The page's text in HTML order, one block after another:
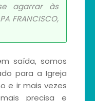
agarrar às
FRANCISCO,
saída, somos
para a Igreja
e ir mais vezes
precisa e